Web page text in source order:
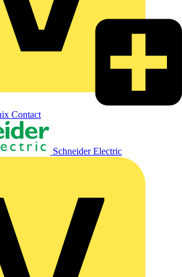
Contact
Schneider Electric